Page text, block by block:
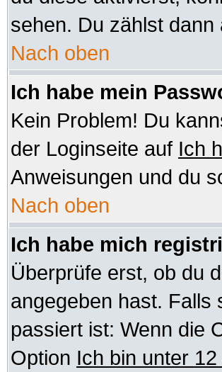
sehen. Du zählst
Nach oben
Ich habe mein
Kein Problem! Du
der Loginseite auf Ich
Anweisungen und du
Nach oben
Ich habe mich
Überprüfe erst, ob du
angegeben hast. Falls
passiert ist: Wenn die
Option Ich bin unter